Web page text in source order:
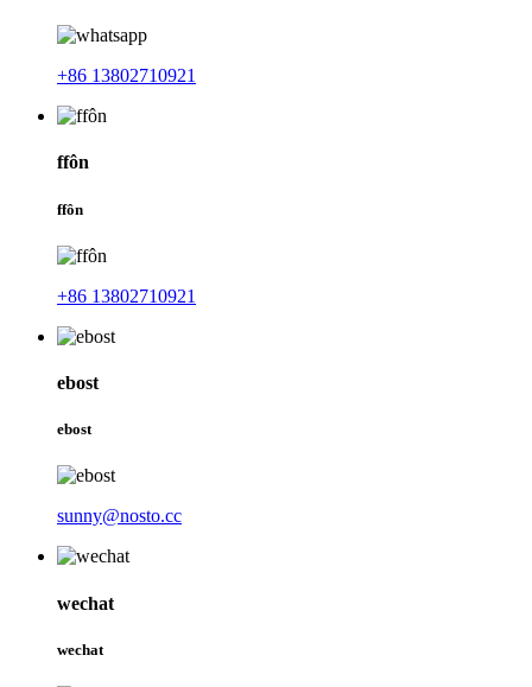
+86 13802710921
ffôn
ffôn
+86 13802710921
ebost
ebost
sunny@nosto.cc
wechat
wechat